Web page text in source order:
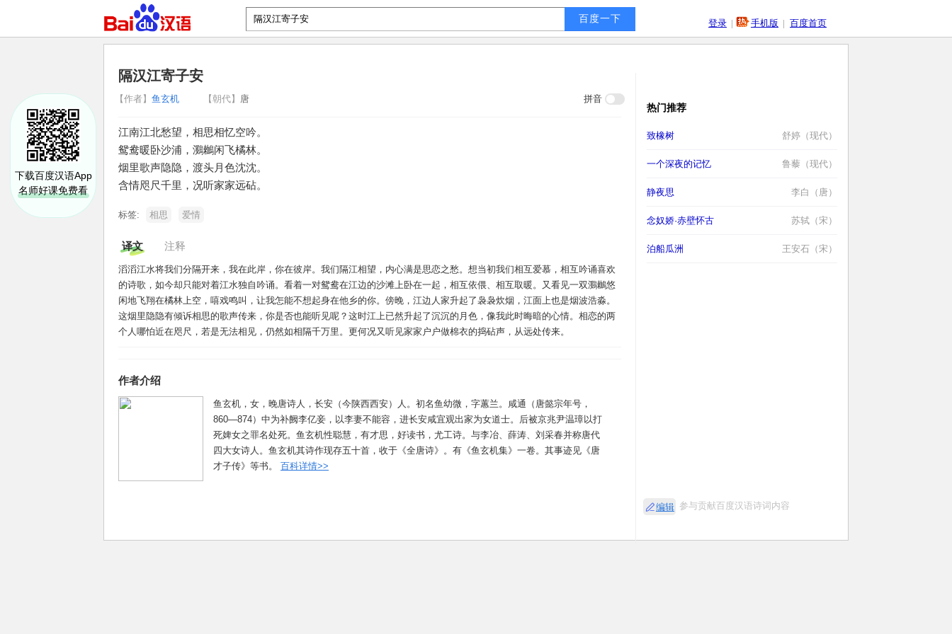
登录 | 手机版 | 百度首页
下载百度汉语App
名师好课免费看
隔汉江寄子安
【作者】 鱼玄机 【朝代】 唐 拼音
江南江北愁望，相思相忆空吟。
鸳鸯暖卧沙浦，鸂鶒闲飞橘林。
烟里歌声隐隐，渡头月色沈沈。
含情咫尺千里，况听家家远砧。
标签: 相思 爱情
译文 注释
滔滔江水将我们分隔开来，我在此岸，你在彼岸。我们隔江相望，内心满是思恋之愁。想当初我们相互爱慕，相互吟诵喜欢
的诗歌，如今却只能对着江水独自吟诵。看着一对鸳鸯在江边的沙滩上卧在一起，相互依偎、相互取暖。又看见一双鸂鶒悠
闲地飞翔在橘林上空，嘻戏鸣叫，让我怎能不想起身在他乡的你。傍晚，江边人家升起了袅袅炊烟，江面上也是烟波浩淼。
这烟里隐隐有倾诉相思的歌声传来，你是否也能听见呢？这时江上已然升起了沉沉的月色，像我此时晦暗的心情。相恋的两
个人哪怕近在咫尺，若是无法相见，仍然如相隔千万里。更何况又听见家家户户做棉衣的捣砧声，从远处传来。
作者介绍
鱼玄机，女，晚唐诗人，长安（今陕西西安）人。初名鱼幼微，字蕙兰。咸通（唐懿宗年号，
860—874）中为补阙李亿妾，以李妻不能容，进长安咸宜观出家为女道士。后被京兆尹温璋以打
死婢女之罪名处死。鱼玄机性聪慧，有才思，好读书，尤工诗。与李冶、薛涛、刘采春并称唐代
四大女诗人。鱼玄机其诗作现存五十首，收于《全唐诗》。有《鱼玄机集》一卷。其事迹见《唐
才子传》等书。
百科详情>>
热门推荐
致橡树 舒婷（现代）
一个深夜的记忆 鲁藜（现代）
静夜思 李白（唐）
念奴娇·赤壁怀古 苏轼（宋）
泊船瓜洲 王安石（宋）
编辑 参与贡献百度汉语诗词内容